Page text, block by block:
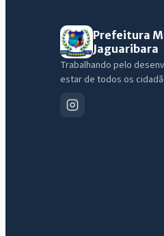
Prefeitura
Jaguaribara
Trabalhando pelo
estar de todos os